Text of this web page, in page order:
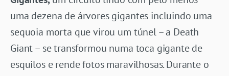
uma dezena de árvores gigantes incluindo uma
sequoia morta que virou um túnel – a Death
Giant – se transformou numa toca gigante de
esquilos e rende fotos maravilhosas. Durante o